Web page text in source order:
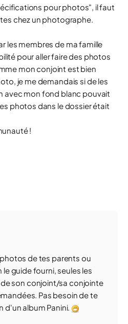
pour photos", il faut
chez un photographe.
les membres de ma famille
pour aller faire des photos
mon conjoint est bien
je me demandais si de les
avec mon fond blanc pouvait
photos dans le dossier était
!
de tes parents ou
guide fourni, seules les
son conjoint/sa conjointe
Pas besoin de te
d'un album Panini.